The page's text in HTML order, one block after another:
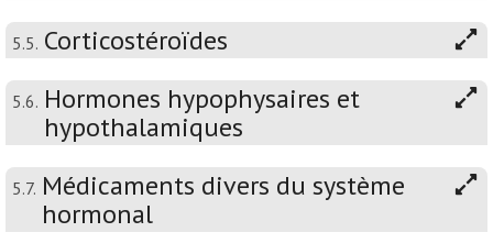
5.5. Corticostéroïdes
5.6. Hormones hypophysaires et
hypothalamiques
5.7. Médicaments divers du système
hormonal